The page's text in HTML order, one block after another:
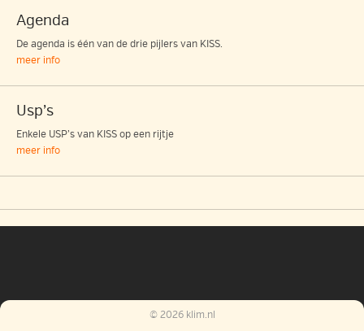
Agenda
De agenda is één van de drie pijlers van KISS.
meer info
Usp’s
Enkele USP’s van KISS op een rijtje
meer info
© 2026 klim.nl